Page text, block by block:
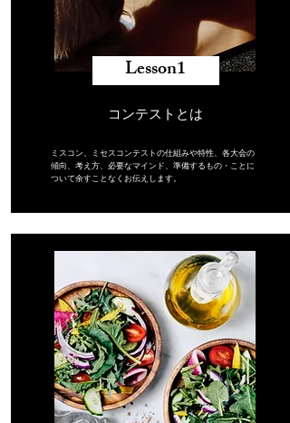
​Lesson1
コンテストとは
ミスコン、ミセスコンテストの仕組みや特性、各大会の
傾向、考え方、必要なマインド、準備するもの・ことに
ついて余すことなくお伝えします。